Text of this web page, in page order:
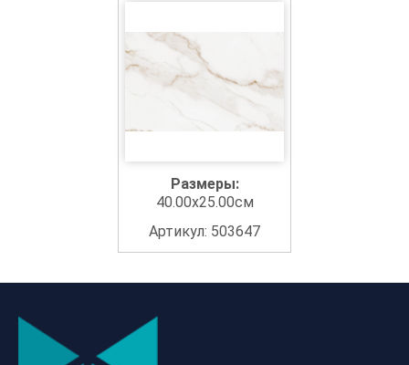
Размеры:
40.00x25.00см
Артикул: 503647